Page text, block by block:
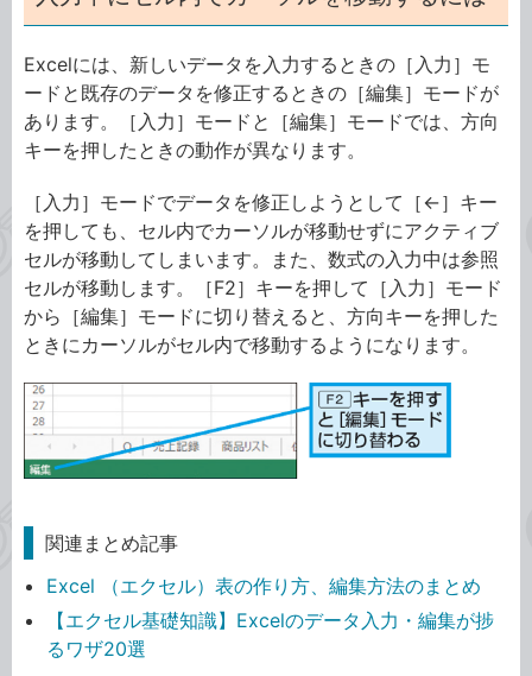
Excelには、新しいデータを入力するときの［入力］モ
ードと既存のデータを修正するときの［編集］モードが
あります。［入力］モードと［編集］モードでは、方向
キーを押したときの動作が異なります。
［入力］モードでデータを修正しようとして［←］キー
を押しても、セル内でカーソルが移動せずにアクティブ
セルが移動してしまいます。また、数式の入力中は参照
セルが移動します。［F2］キーを押して［入力］モード
から［編集］モードに切り替えると、方向キーを押した
ときにカーソルがセル内で移動するようになります。
関連まとめ記事
Excel （エクセル）表の作り方、編集方法のまとめ
【エクセル基礎知識】Excelのデータ入力・編集が捗
るワザ20選